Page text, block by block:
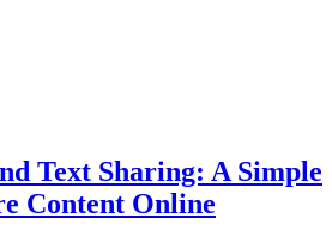
Text Sharing: A Simple
Content Online